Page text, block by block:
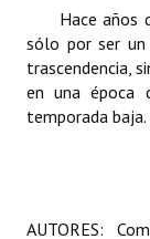
Hace años
sólo por ser
trascendencia,
en una época
temporada baja.
AUTORES: